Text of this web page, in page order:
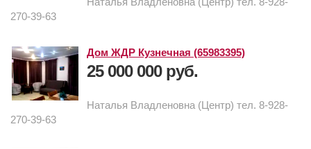
270-39-63
Дом ЖДР Кузнечная (65983395)
25 000 000 руб.
Наталья Владленовна (Центр) тел. 8-928-
270-39-63